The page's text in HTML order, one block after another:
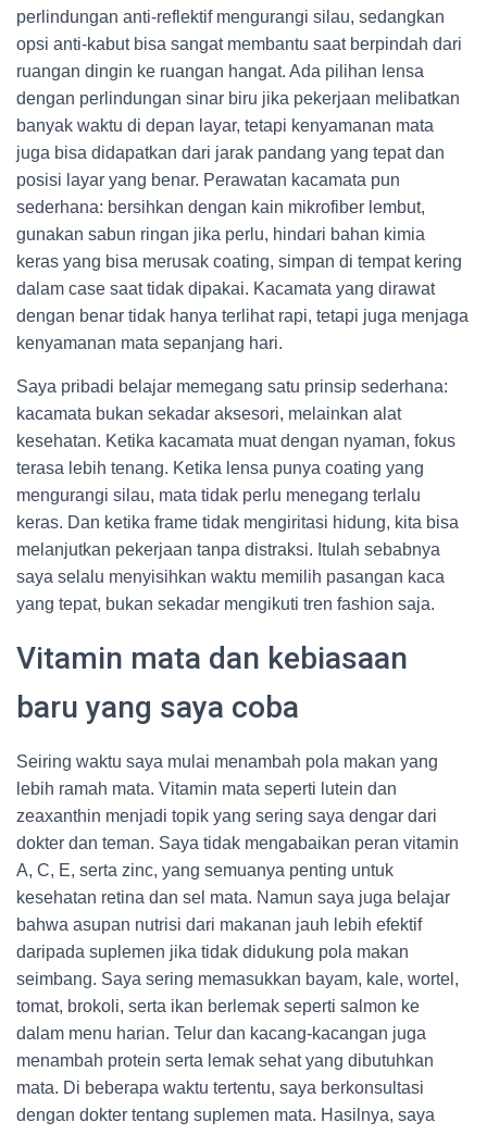
perlindungan anti-reflektif mengurangi silau, sedangkan
opsi anti-kabut bisa sangat membantu saat berpindah dari
ruangan dingin ke ruangan hangat. Ada pilihan lensa
dengan perlindungan sinar biru jika pekerjaan melibatkan
banyak waktu di depan layar, tetapi kenyamanan mata
juga bisa didapatkan dari jarak pandang yang tepat dan
posisi layar yang benar. Perawatan kacamata pun
sederhana: bersihkan dengan kain mikrofiber lembut,
gunakan sabun ringan jika perlu, hindari bahan kimia
keras yang bisa merusak coating, simpan di tempat kering
dalam case saat tidak dipakai. Kacamata yang dirawat
dengan benar tidak hanya terlihat rapi, tetapi juga menjaga
kenyamanan mata sepanjang hari.
Saya pribadi belajar memegang satu prinsip sederhana:
kacamata bukan sekadar aksesori, melainkan alat
kesehatan. Ketika kacamata muat dengan nyaman, fokus
terasa lebih tenang. Ketika lensa punya coating yang
mengurangi silau, mata tidak perlu menegang terlalu
keras. Dan ketika frame tidak mengiritasi hidung, kita bisa
melanjutkan pekerjaan tanpa distraksi. Itulah sebabnya
saya selalu menyisihkan waktu memilih pasangan kaca
yang tepat, bukan sekadar mengikuti tren fashion saja.
Vitamin mata dan kebiasaan
baru yang saya coba
Seiring waktu saya mulai menambah pola makan yang
lebih ramah mata. Vitamin mata seperti lutein dan
zeaxanthin menjadi topik yang sering saya dengar dari
dokter dan teman. Saya tidak mengabaikan peran vitamin
A, C, E, serta zinc, yang semuanya penting untuk
kesehatan retina dan sel mata. Namun saya juga belajar
bahwa asupan nutrisi dari makanan jauh lebih efektif
daripada suplemen jika tidak didukung pola makan
seimbang. Saya sering memasukkan bayam, kale, wortel,
tomat, brokoli, serta ikan berlemak seperti salmon ke
dalam menu harian. Telur dan kacang-kacangan juga
menambah protein serta lemak sehat yang dibutuhkan
mata. Di beberapa waktu tertentu, saya berkonsultasi
dengan dokter tentang suplemen mata. Hasilnya, saya